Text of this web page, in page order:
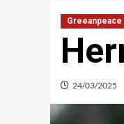
Greeanpeace
24/03/2025